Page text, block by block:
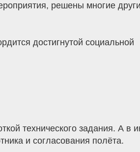
решены многие
достигнутой социальной
технического задания. А в
и согласования полёта.